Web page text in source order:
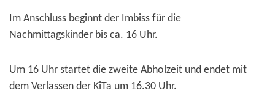
Im Anschluss beginnt der Imbiss für die
Nachmittagskinder bis ca. 16 Uhr.
Um 16 Uhr startet die zweite Abholzeit und endet mit
dem Verlassen der KiTa um 16.30 Uhr.